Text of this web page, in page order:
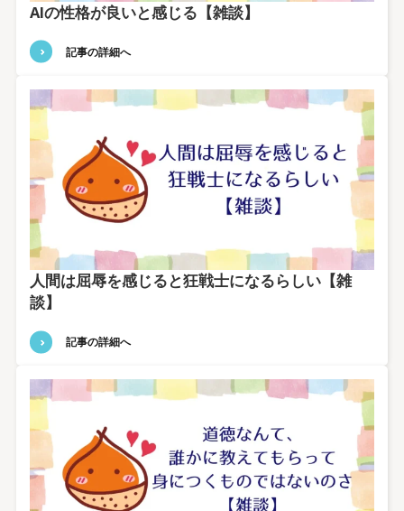
AIの性格が良いと感じる【雑談】
記事の詳細へ
人間は屈辱を感じると狂戦士になるらしい【雑
談】
記事の詳細へ